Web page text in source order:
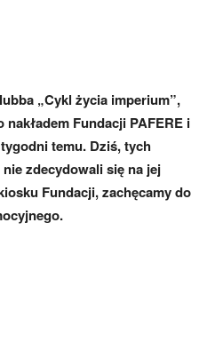
„Cykl życia imperium”,
Fundacji PAFERE i
temu. Dziś, tych
zdecydowali się na jej
Fundacji, zachęcamy do